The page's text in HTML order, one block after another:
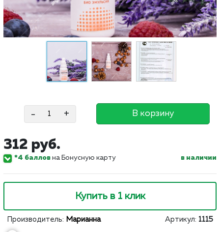
- + В корзину
312 руб.
*4 баллов на Бонусную карту в наличии
Купить в 1 клик
Производитель: Марианна Артикул: 1115